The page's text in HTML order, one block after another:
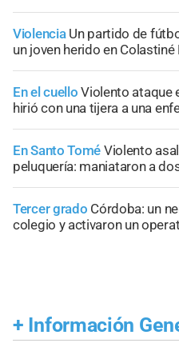
Violencia Un partido de
un joven herido en
En el cuello Violento ataque
hirió con una tijera a una
En Santo Tomé Violento
peluquería: maniataron a
Tercer grado Córdoba: un
colegio y activaron un
+ Información